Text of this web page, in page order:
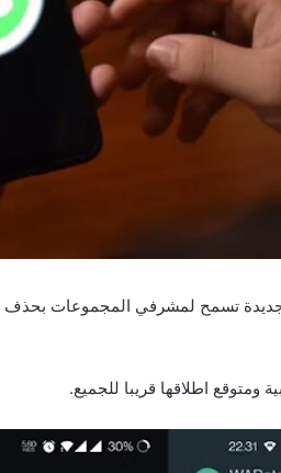
جديدة تسمح لمشرفي المجموعات بحذف
ومتوقع اطلاقها قريبا للجميع.